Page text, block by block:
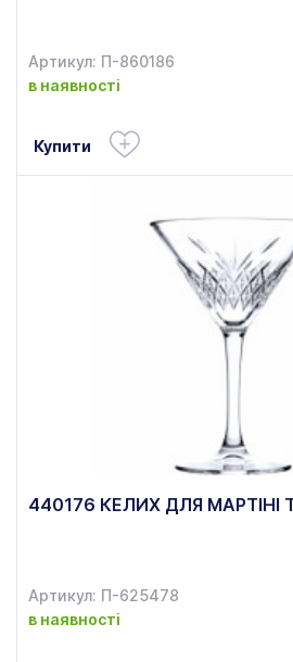
Артикул: П-860186
в наявності
Купити
440176 КЕЛИХ ДЛЯ МАРТІНІ
Артикул: П-625478
в наявності